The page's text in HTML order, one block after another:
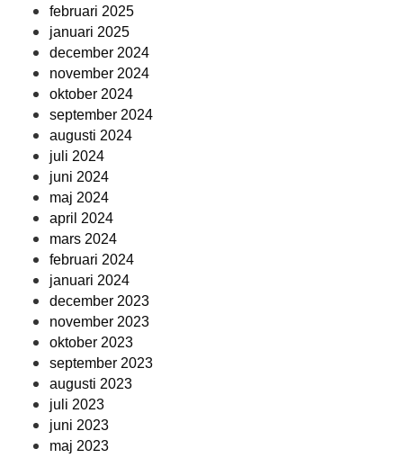
februari 2025
januari 2025
december 2024
november 2024
oktober 2024
september 2024
augusti 2024
juli 2024
juni 2024
maj 2024
april 2024
mars 2024
februari 2024
januari 2024
december 2023
november 2023
oktober 2023
september 2023
augusti 2023
juli 2023
juni 2023
maj 2023